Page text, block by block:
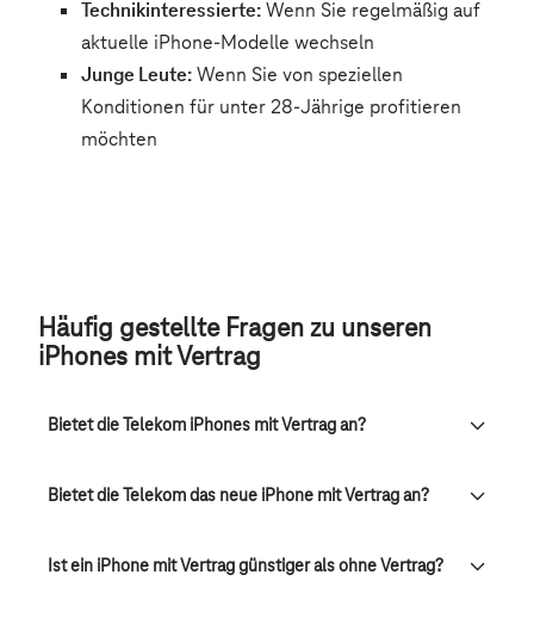
Häufig gestellte Fragen zu unseren
iPhones mit Vertrag
Bietet die Telekom iPhones mit Vertrag an?
Bietet die Telekom das neue iPhone mit Vertrag an?
Ist ein iPhone mit Vertrag günstiger als ohne Vertrag?